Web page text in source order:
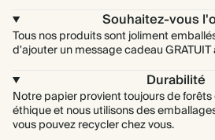
Souhaitez-vous
Tous nos produits sont joliment
d'ajouter un message cadeau GRATUIT
Durabilité
Notre papier provient toujours de
éthique et nous utilisons des
vous pouvez recycler chez vous.